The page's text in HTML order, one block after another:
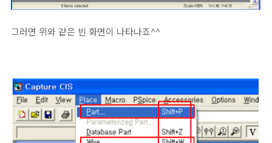
그러면 위와 같은 빈 화면이 나타나죠^^